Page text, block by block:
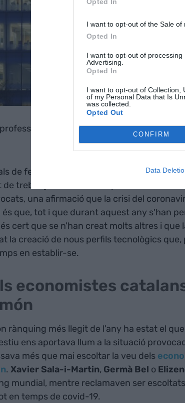
I want to opt-out of the Sale of
Opted In
I want to opt-out of
Advertising.
Opted In
I want to opt-out of Collection,
of my Personal Data that Is
was collected.
Opted Out
CONFIRM
Data
i professions tradicionals, les
de febrer quan dèiem que els nous
de treball juntament amb professions
una afirmació que la crisi del
és que, tot i que durant aquest any s'han
cert que se n'han creat molts altres i que
la creació de nous perfils tecnològics
en establir-se.
economistes
rànquing més llegit de l'any ha estat el
ens aportava llum a la situació
més que mai escoltar la veu dels
. Xavier Sala-i-Martin, Germà Bel o
mundial, mentre reclamaven ser
en temps de covid-19.